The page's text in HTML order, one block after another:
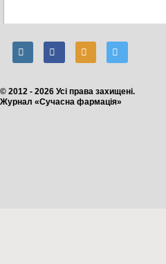
© 2012 - 2026 Усі права захищені.
Журнал «Сучасна фармація»